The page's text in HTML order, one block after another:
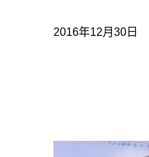
2016年12月30日